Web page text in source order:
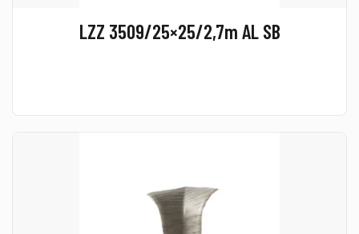
LZZ 3509/25×25/2,7m AL SB